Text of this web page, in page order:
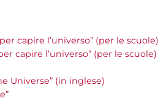
capire l’universo” (per le scuole)
capire l’universo” (per le scuole)
Universe” (in inglese)